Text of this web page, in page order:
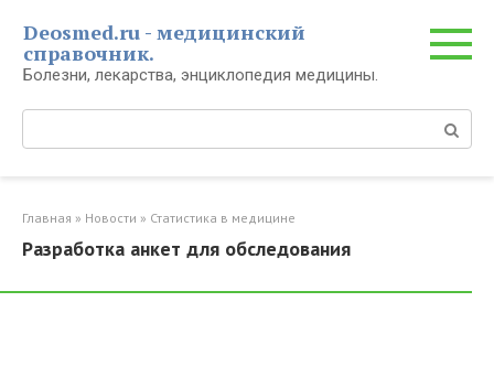
контенту
Deosmed.ru - медицинский
справочник.
Болезни, лекарства, энциклопедия медицины.
Главная » Новости » Статистика в медицине
Разработка анкет для обследования